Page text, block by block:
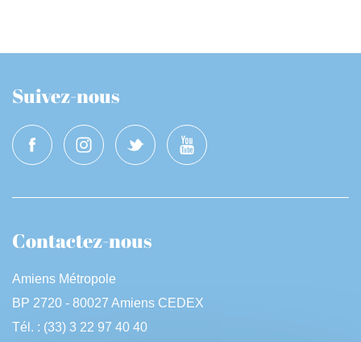
Suivez-nous
Contactez-nous
Amiens Métropole
BP 2720 - 80027 Amiens CEDEX
Tél. : (33) 3 22 97 40 40